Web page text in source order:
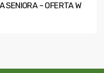
SENIORA – OFERTA W